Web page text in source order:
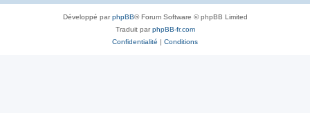
Développé parphpBB® Forum Software © phpBB Limited
Traduit parphpBB-fr.com
Confidentialité | Conditions